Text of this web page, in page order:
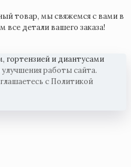
товар, мы свяжемся с вами в
все детали вашего заказа!
работы сайта.
с Политикой